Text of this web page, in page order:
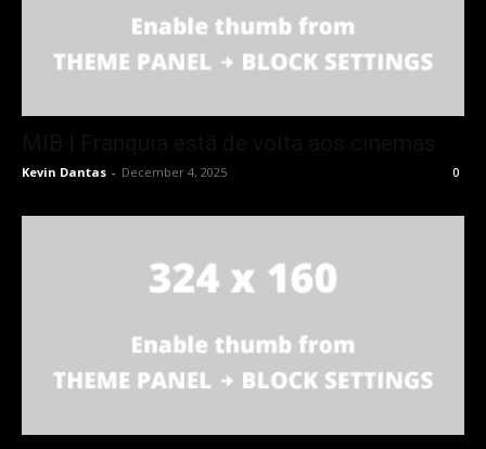
Kevin Dantas - December 4, 2025 0